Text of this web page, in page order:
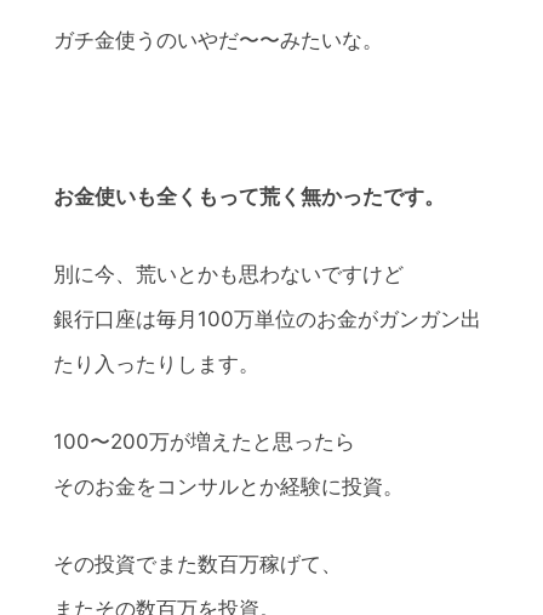
ガチ金使うのいやだ〜〜みたいな。
お金使いも全くもって荒く無かったです。
別に今、荒いとかも思わないですけど
銀行口座は毎月100万単位のお金がガンガン出
たり入ったりします。
100〜200万が増えたと思ったら
そのお金をコンサルとか経験に投資。
その投資でまた数百万稼げて、
またその数百万を投資。